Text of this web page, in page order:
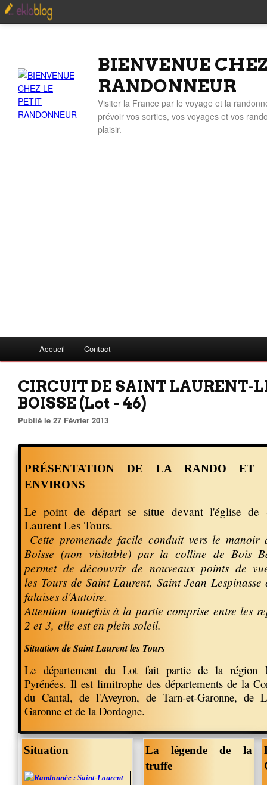
BIENVENUE
RANDONNEUR
Visiter la France par le voyage et la
prévoir vos sorties, vos voyages et vos
plaisir.
Accueil Contact
CIRCUIT DE SAINT LAURENT-
BOISSE (Lot - 46)
Publié le 27 Février 2013
PRÉSENTATION DE LA RANDO ET
ENVIRONS
Le point de départ se situe devant l'église de
Laurent Les Tours.
Cette promenade facile conduit vers le manoir
Boisse (non visitable) par la colline de Bois
permet de découvrir de nouveaux points de
les Tours de Saint Laurent, Saint JeanLespinasse
falaises d'Autoire.
Attention toutefois à la partie comprise entre les
2 et 3, elle est en plein soleil.
Situation de Saint Laurent les Tours
Le département du Lot fait partie de la région
Pyrénées. Il est limitrophe des départements de la
du Cantal, de l'Aveyron, de Tarn-et-Garonne, de
Garonne et de la Dordogne.
Situation
La légende de la
truffe